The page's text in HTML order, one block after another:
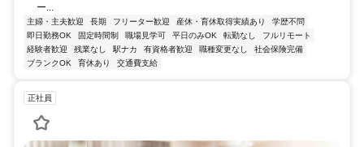
ー...
主婦・主夫歓迎 長期 フリーター歓迎 産休・育休取得実績あり
学歴不問
即日勤務OK
固定時間制 職場見学可 平日のみOK 転勤なし
フルリモート
経験者歓迎
残業なし 駅ナカ 有資格者歓迎 職種変更なし
社会保険完備
ブランクOK
育休あり 交通費支給
正社員